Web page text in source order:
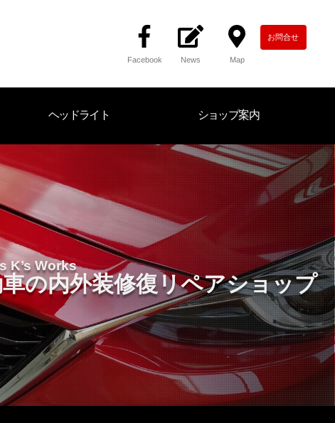
お問合せ
Map
News
Facebook
ヘッドライト ショップ案内
K’s Works
の内外装修復 リペアショップ